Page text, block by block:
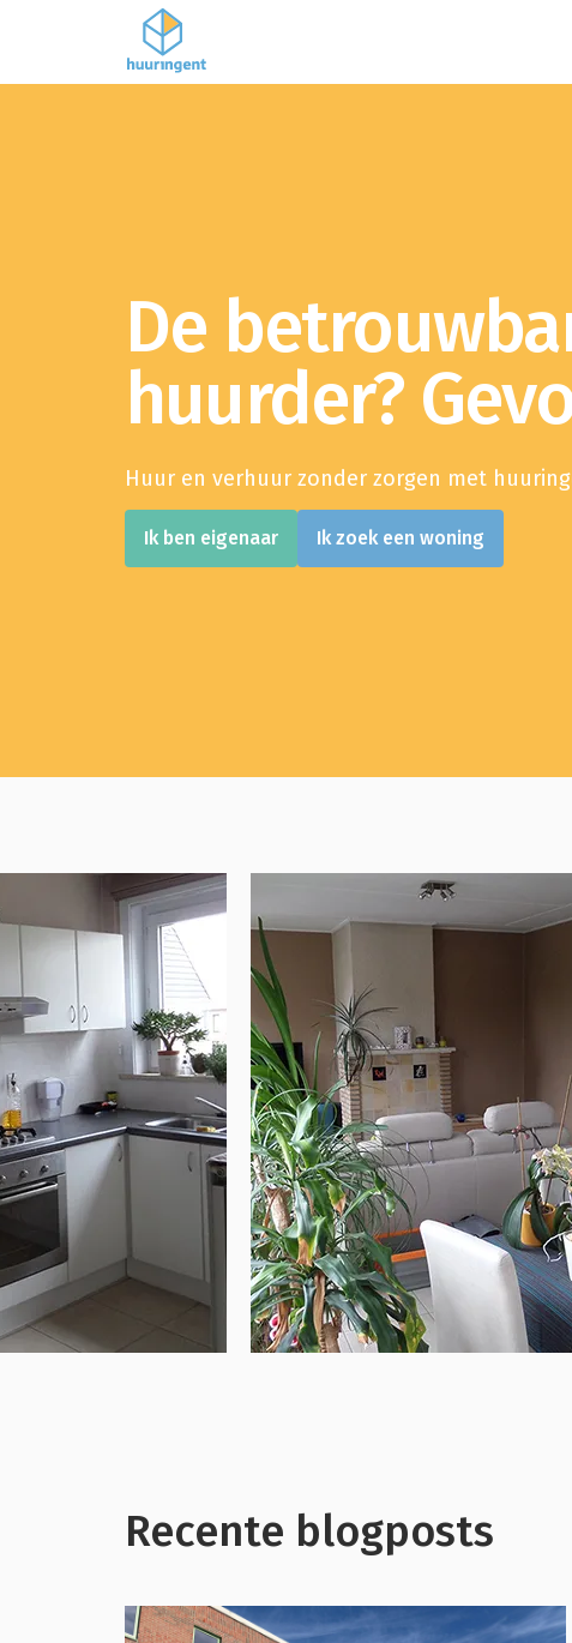
De
huurder?
Huur en verhuur zonder zorgen met
Ik ben eigenaar Ik zoek een woning
Recente blogposts